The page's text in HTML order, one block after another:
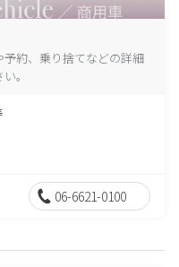
約、乗り捨てなどの詳細
。
06-6621-0100